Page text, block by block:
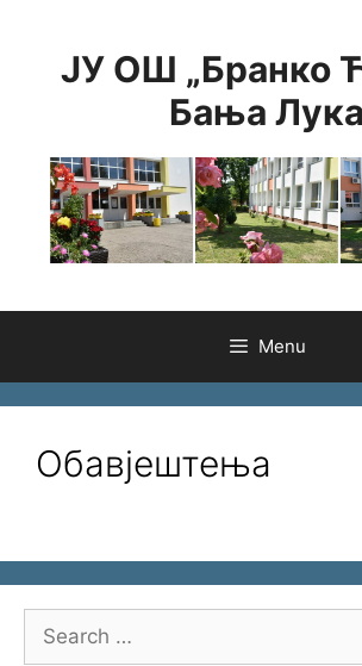
contentЈУ ОШ „Бранко
Бања Лука
Menu
Обавјештења
Search
for: